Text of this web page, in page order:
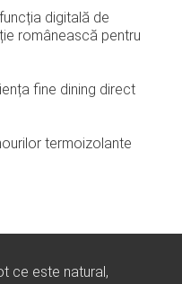
digitală de
românească pentru
fine dining direct
termoizolante
ce este natural,